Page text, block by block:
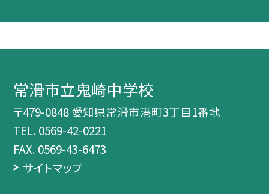
常滑市立鬼崎中学校
〒479-0848 愛知県常滑市港町3丁目1番地
TEL. 0569-42-0221
FAX. 0569-43-6473
サイトマップ